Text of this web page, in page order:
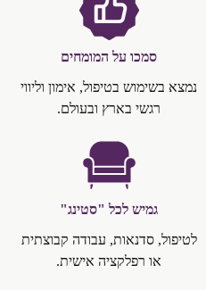
סמכו על המומחים
נמצא בשימוש בטיפול, אימון וליווי
רגשי בארץ ובעולם.
גמיש לכל "סטינג"
לטיפול, סדנאות, עבודה קבוצתית
או רפלקציה אישית.